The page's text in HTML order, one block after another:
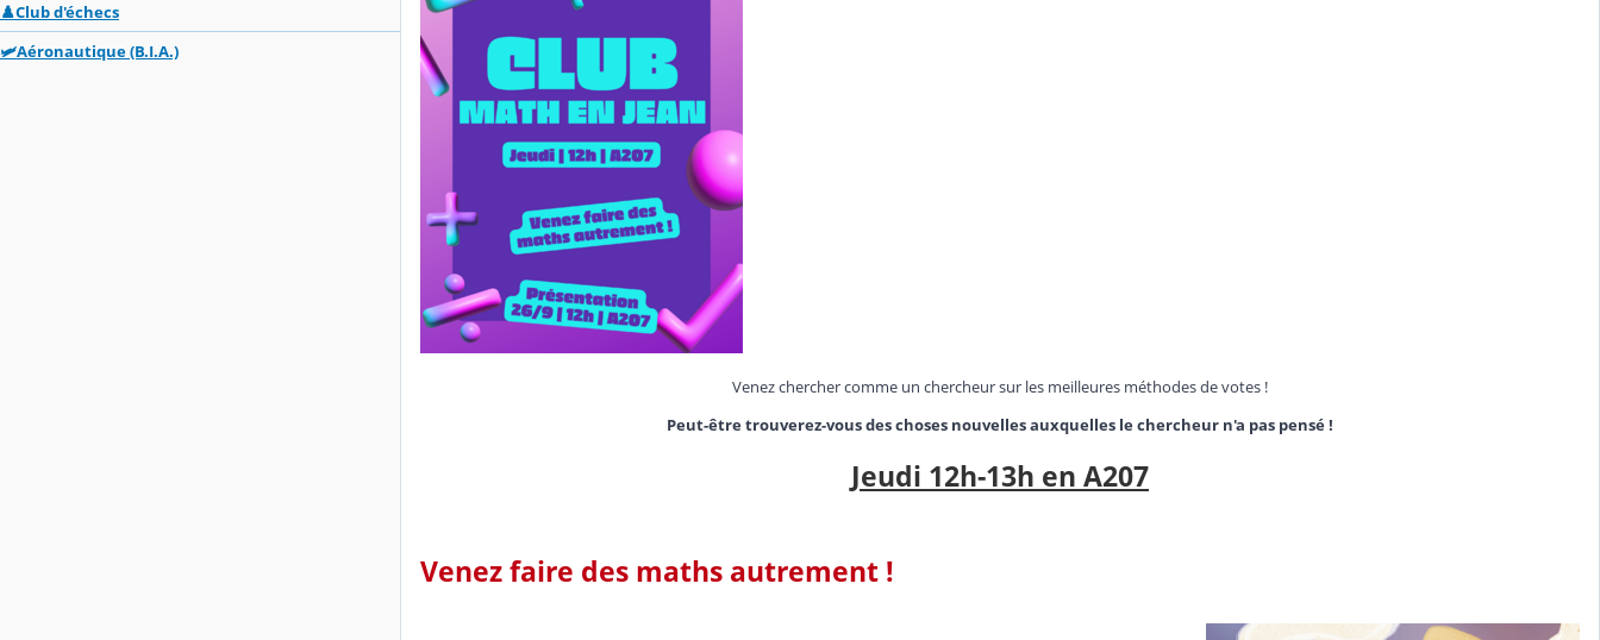
♟️Club d'échecs
🛩️Aéronautique (B.I.A.)
Venez chercher comme un chercheur sur les meilleures méthodes de votes !
Peut-être trouverez-vous des choses nouvelles auxquelles le chercheur n'a pas pensé !
Jeudi 12h-13h en A207
Venez faire des maths autrement !